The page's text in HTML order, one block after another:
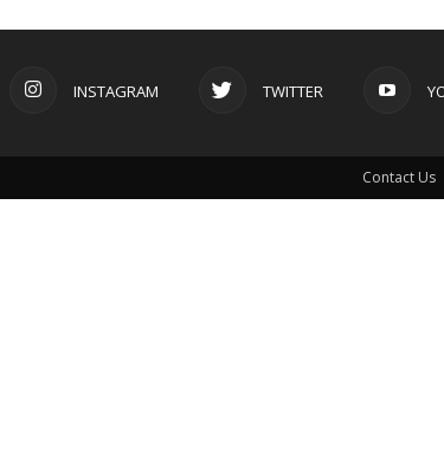
INSTAGRAM TWITTER
Contact Us